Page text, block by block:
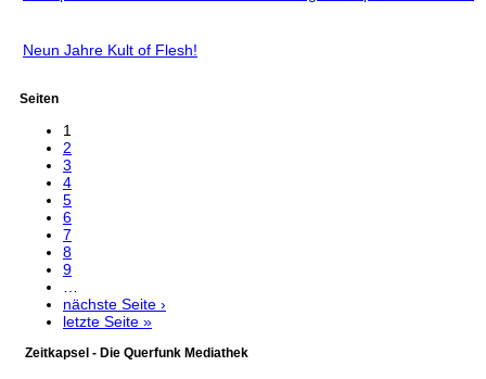
Neun Jahre Kult of Flesh!
Seiten
1
2
3
4
5
6
7
8
9
nächste Seite ›
letzte Seite »
Zeitkapsel - Die Querfunk Mediathek